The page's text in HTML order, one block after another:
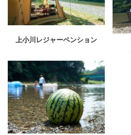
上小川レジャーペンション